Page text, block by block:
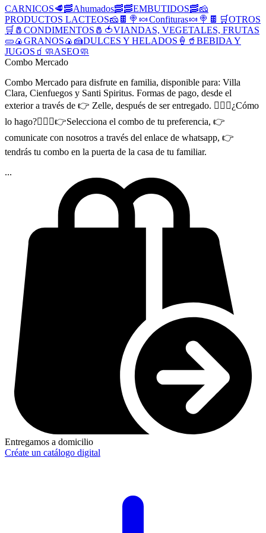
CARNICOS🥩🥓Ahumados🥓🥓EMBUTIDOS🥓🧀
PRODUCTOS LACTEOS🧀 🍫 🍭 🍬 Confituras 🍬 🍭 🍫 🛒OTROS
🛒 🧂CONDIMENTOS🧂 🍅VIANDAS, VEGETALES, FRUTAS
🥒🍙GRANOS🍙 🍰DULCES Y HELADOS🍦 🥤BEBIDA Y
JUGOS🧃 🧼ASEO🧼
Combo Mercado
Combo Mercado para disfrute en familia, disponible para: Villa
Clara, Cienfuegos y Santi Spiritus. Formas de pago, desde el
exterior a través de 👉 Zelle, después de ser entregado. 🤷🏻‍♂¿Cómo
lo hago?🤷🏻‍♂👉Selecciona el combo de tu preferencia, 👉
comunicate con nosotros a través del enlace de whatsapp, 👉
tendrás tu combo en la puerta de la casa de tu familiar.
...
Entregamos a domicilio
Créate un catálogo digital